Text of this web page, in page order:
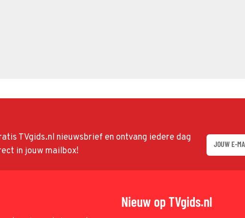
TVgids.nl nieuwsbrief en ontvang iedere dag
in jouw mailbox!
Nieuw op TVgids.nl